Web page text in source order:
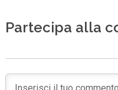
Partecipa alla